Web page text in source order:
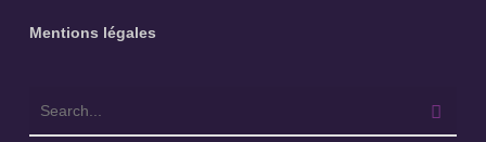
Mentions légales